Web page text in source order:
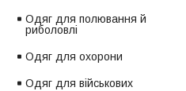
Одяг для полювання й
риболовлі
Одяг для охорони
Одяг для військових